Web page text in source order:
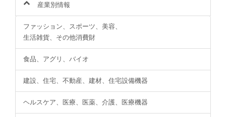
産業別情報
ファッション、スポーツ、美容、
生活雑貨、その他消費財
食品、アグリ、バイオ
建設、住宅、不動産、建材、住宅設備機器
ヘルスケア、医療、医薬、介護、医療機器